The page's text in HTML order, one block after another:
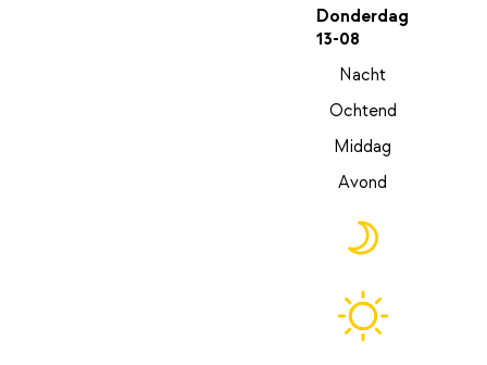
Donderdag
13-08
Nacht
Ochtend
Middag
Avond